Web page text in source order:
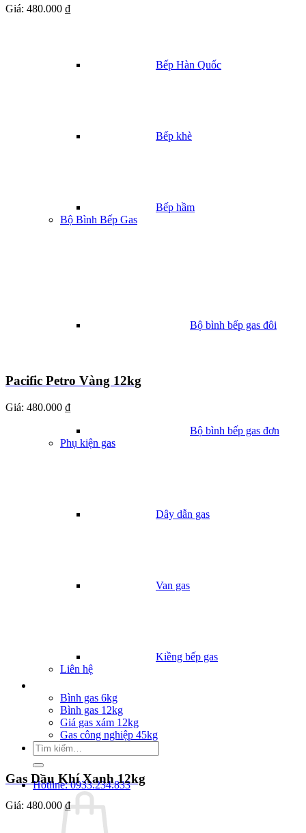
Bếp Hàn Quốc
Bếp khè
Bếp hầm
Bộ Bình Bếp Gas
Bộ bình bếp gas đôi
Bộ bình bếp gas đơn
Phụ kiện gas
Dây dẫn gas
Van gas
Kiềng bếp gas
Liên hệ
Bình gas 6kg
Bình gas 12kg
Giá gas xám 12kg
Gas công nghiệp 45kg
Tìm
kiếm:
Hotline: 0933.234.833
Giá: 480.000 ₫
Pacific Petro Vàng 12kg
Giá: 480.000 ₫
Gas Dầu Khí Xanh 12kg
Giá: 480.000 ₫